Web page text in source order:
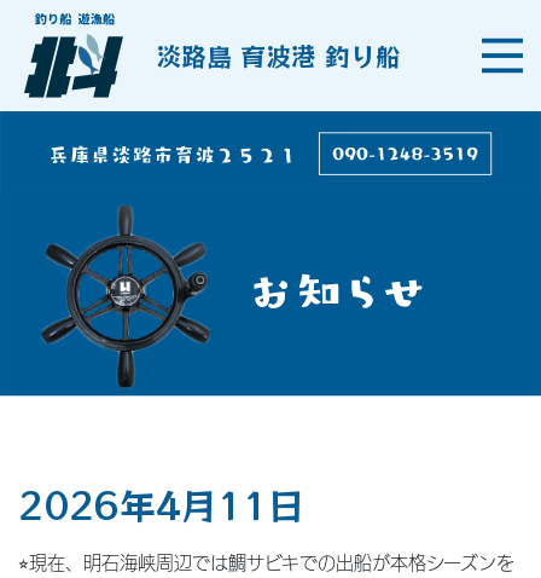
淡路島 育波港 釣り船
2026年4月11日
⭐︎現在、明石海峡周辺では鯛サビキでの出船が本格シーズンを